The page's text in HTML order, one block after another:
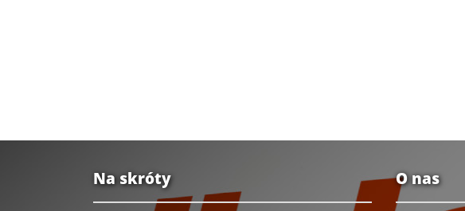
Na skróty O nas